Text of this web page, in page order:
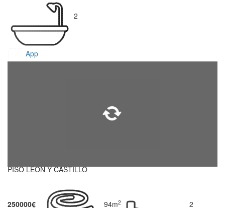
2
App
PISO LEON Y CASTILLO
250000€ 94m2 2